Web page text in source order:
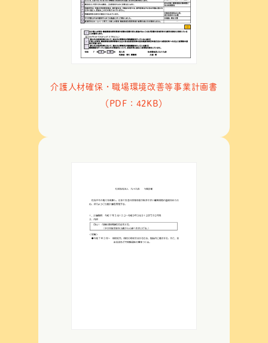
介護人材確保・職場環境改善等事業計画書
（PDF：42KB）